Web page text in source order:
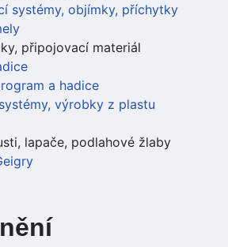
systémy, objímky, příchytky
připojovací materiál
a hadice
výrobky z plastu
lapače, podlahové žlaby